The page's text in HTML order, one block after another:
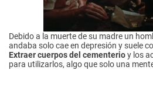
Debido a la muerte de su madre un
andaba solo cae en depresión y suele
Extraer cuerpos del cementerioy los
para utilizarlos, algo que solo una